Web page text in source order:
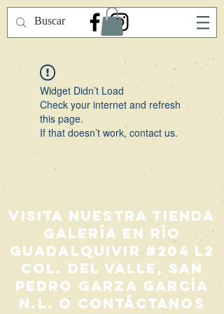
Widget Didn’t Load
Check your internet and refresh
this page.
If that doesn’t work, contact us.
Visita nuestra Tienda
Galería en Río
Guadalquivir #204 L2
Col. Del Valle, San
Pedro Garza García
N.L. o contáctanos